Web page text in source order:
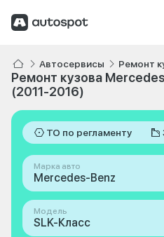
Автосервисы Ремонт
Ремонт кузова
(2011-2016)
ТО по регламенту
Марка авто
Mercedes-Benz
Модель
SLK-Класс